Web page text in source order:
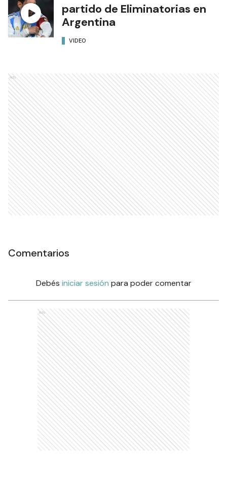
partido de Eliminatorias en
Argentina
VIDEO
Ads
Comentarios
Debés iniciar sesión para poder comentar
Ads